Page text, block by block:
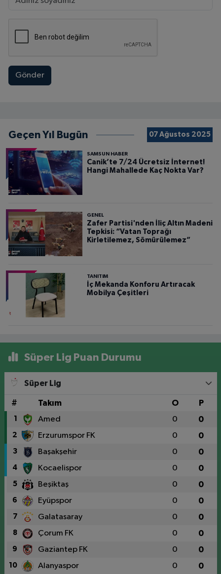
Gönder
Geçen Yıl Bugün 07 Ağustos 2025
SAMSUN HABER
Canik’te 7/24 Ücretsiz İnternet!
Hangi Mahallede Kaç Nokta Var?
GENEL
Zafer Partisi'nden İliç Altın Madeni
Tepkisi: “Vatan Toprağı
Kirletilemez, Sömürülemez”
TANITIM
İç Mekanda Konforu Artıracak
Mobilya Çeşitleri
Süper Lig Puan Durumu
Süper Lig
# Takım O P
1 Amed 0 0
2 Erzurumspor FK 0 0
3 Başakşehir 0 0
4 Kocaelispor 0 0
5 Beşiktaş 0 0
6 Eyüpspor 0 0
7 Galatasaray 0 0
8 Çorum FK 0 0
9 Gaziantep FK 0 0
10 Alanyaspor 0 0